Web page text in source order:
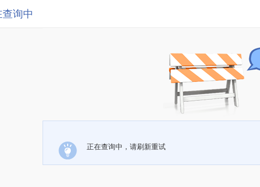
查询中
正在查询中，请刷新重试